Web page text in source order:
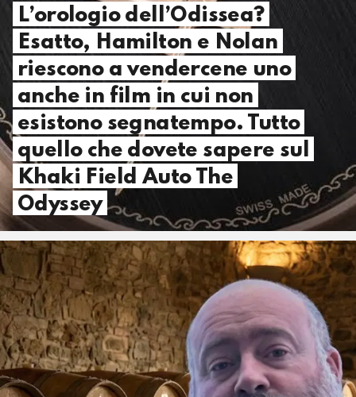
L’orologio dell’Odissea?
Esatto, Hamilton e Nolan
riescono a vendercene uno
anche in film in cui non
esistono segnatempo. Tutto
quello che dovete sapere sul
Khaki Field Auto The
Odyssey